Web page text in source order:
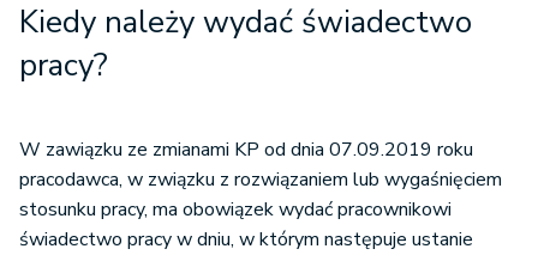
Kiedy należy wydać świadectwo
pracy?
W zawiązku ze zmianami KP od dnia 07.09.2019 roku
pracodawca, w związku z rozwiązaniem lub wygaśnięciem
stosunku pracy, ma obowiązek wydać pracownikowi
świadectwo pracy w dniu, w którym następuje ustanie